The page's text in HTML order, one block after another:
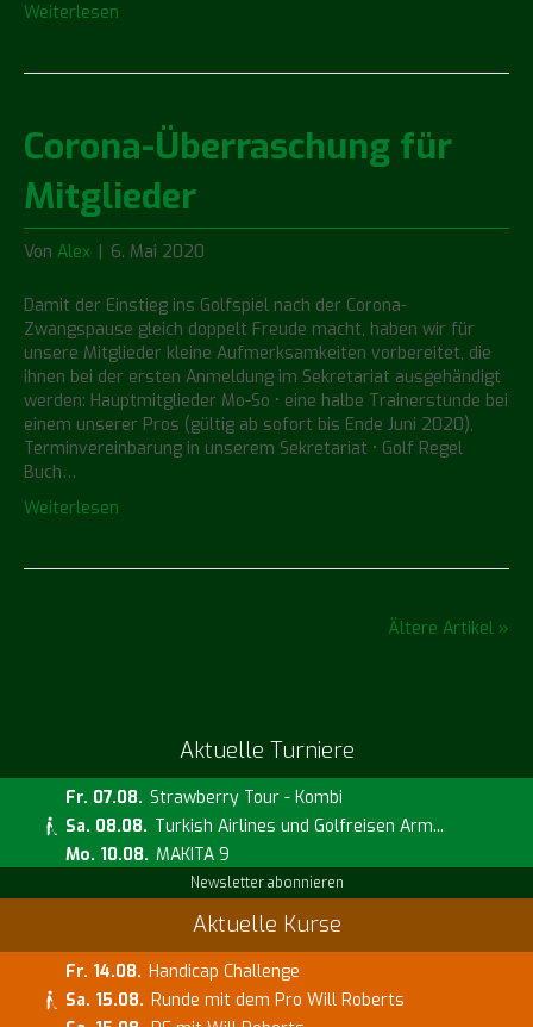
Weiterlesen
Corona-Überraschung für
Mitglieder
Von Alex 6. Mai 2020
Damit der Einstieg ins Golfspiel nach der Corona-
Zwangspause gleich doppelt Freude macht, haben wir für
unsere Mitglieder kleine Aufmerksamkeiten vorbereitet, die
ihnen bei der ersten Anmeldung im Sekretariat ausgehändigt
werden: Hauptmitglieder Mo-So • eine halbe Trainerstunde bei
einem unserer Pros (gültig ab sofort bis Ende Juni 2020),
Terminvereinbarung in unserem Sekretariat • Golf Regel
Buch…
Weiterlesen
Ältere Artikel »
Aktuelle Turniere
Fr. 07.08. Strawberry Tour - Kombi
Sa. 08.08. Turkish Airlines und Golfreisen Arm...
Mo. 10.08. MAKITA 9
Newsletter abonnieren
Aktuelle Kurse
Fr. 14.08. Handicap Challenge
Sa. 15.08. Runde mit dem Pro Will Roberts